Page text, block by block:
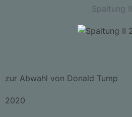
Spaltung II
zur Abwahl von Donald Tump
2020